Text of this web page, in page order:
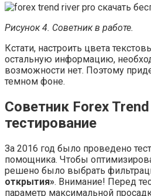
Рисунок 4. Советник в работе.
Кстати, настроить цвета
остальную информацию,
возможности нет. Поэтому
темном фоне.
Советник Forex
тестирование
За 2016 год было проведено
помощника. Чтобы
решено было выбрать
открытия». Внимание! Перед
параметр максимальной